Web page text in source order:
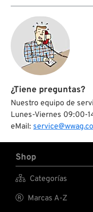
¿Tiene preguntas?
Nuestro equipo de
Lunes-Viernes 09:00-
eMail:
Shop
 Categorías
 Marcas A-Z